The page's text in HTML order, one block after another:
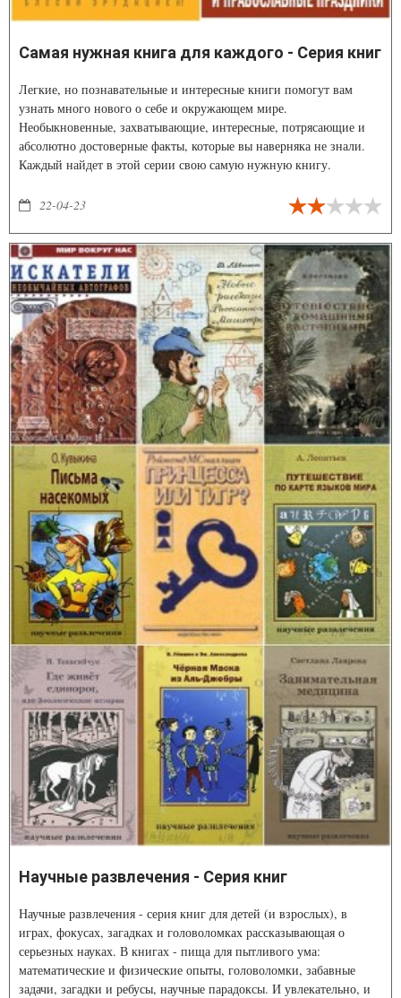
Самая нужная книга для каждого - Серия книг
Легкие, но познавательные и интересные книги помогут вам
узнать много нового о себе и окружающем мире.
Необыкновенные, захватывающие, интересные, потрясающие и
абсолютно достоверные факты, которые вы наверняка не знали.
Каждый найдет в этой серии свою самую нужную книгу.
22-04-23
Научные развлечения - Серия книг
Научные развлечения - серия книг для детей (и взрослых), в
играх, фокусах, загадках и головоломках рассказывающая о
серьезных науках. В книгах - пища для пытливого ума:
математические и физические опыты, головоломки, забавные
задачи, загадки и ребусы, научные парадоксы. И увлекательно, и